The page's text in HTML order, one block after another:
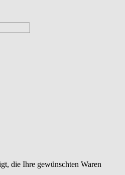
die Ihre gewünschten Waren